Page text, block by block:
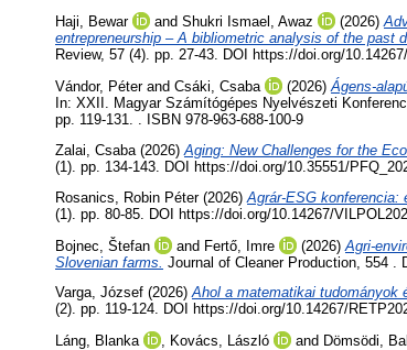
Haji, Bewar
and Shukri Ismael, Awaz (2026)
entrepreneurship – A bibliometric analysis of the past
Review, 57 (4). pp. 27-43. DOI https://doi.org/
Vándor, Péterand Csáki, Csaba (2026)Ágens-
In: XXII. Magyar Számítógépes Nyelvészeti
pp. 119-131. . ISBN 978-963-688-100-9
Zalai, Csaba(2026)Aging: New Challenges for the
(1). pp. 134-143. DOI https://doi.org/10.35551/
Rosanics, Robin Péter(2026) Agrár-ESG konferencia:
(1). pp. 80-85. DOI https://doi.org/10.14267/
Bojnec, Štefan
and Fertő, Imre (2026) Agri-
Slovenian farms. Journal of Cleaner Production, 554 .
Varga, József (2026)Ahol a matematikai tudományok
(2). pp. 119-124. DOI https://doi.org/10.14267/
Láng, Blanka
, Kovács, László and Dömsödi,